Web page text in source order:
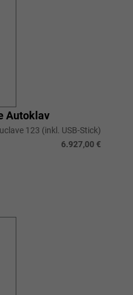
Autoklav
123 (inkl. USB-Stick)
6.927,00 €